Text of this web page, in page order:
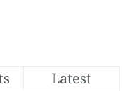
Latest